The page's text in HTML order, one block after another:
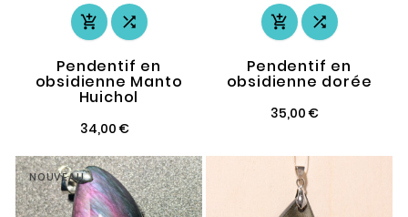
 
Pendentif en
obsidienne Manto
Huichol
34,00 €
 
Pendentif en
obsidienne dorée
35,00 €
NOUVEAU